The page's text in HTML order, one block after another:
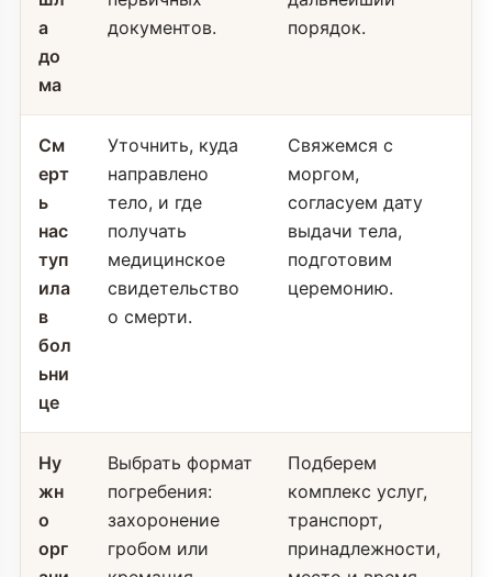
а
до
ма
документов.
порядок.
См
ерт
ь
нас
туп
ила
в
бол
ьни
це
Уточнить, куда
направлено
тело, и где
получать
медицинское
свидетельство
о смерти.
Свяжемся с
моргом,
согласуем дату
выдачи тела,
подготовим
церемонию.
Ну
жн
о
орг
Выбрать формат
погребения:
захоронение
гробом или
Подберем
комплекс услуг,
транспорт,
принадлежности,